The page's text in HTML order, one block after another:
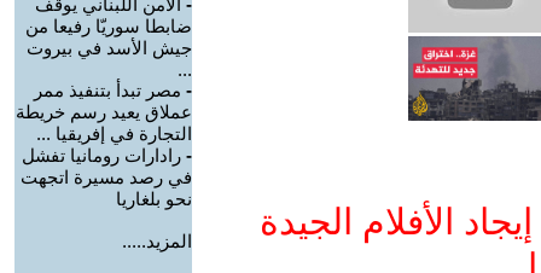
الأفلام الجيدة
- الأمن اللبناني يوقف
ضابطا سوريّا رفيعا من
جيش الأسد في بيروت
...
- مصر تبدأ بتنفيذ ممر
عملاق يعيد رسم خريطة
التجارة في إفريقيا ...
- رادارات رومانيا تفشل
في رصد مسيرة اتجهت
نحو بلغاريا
المزيد.....